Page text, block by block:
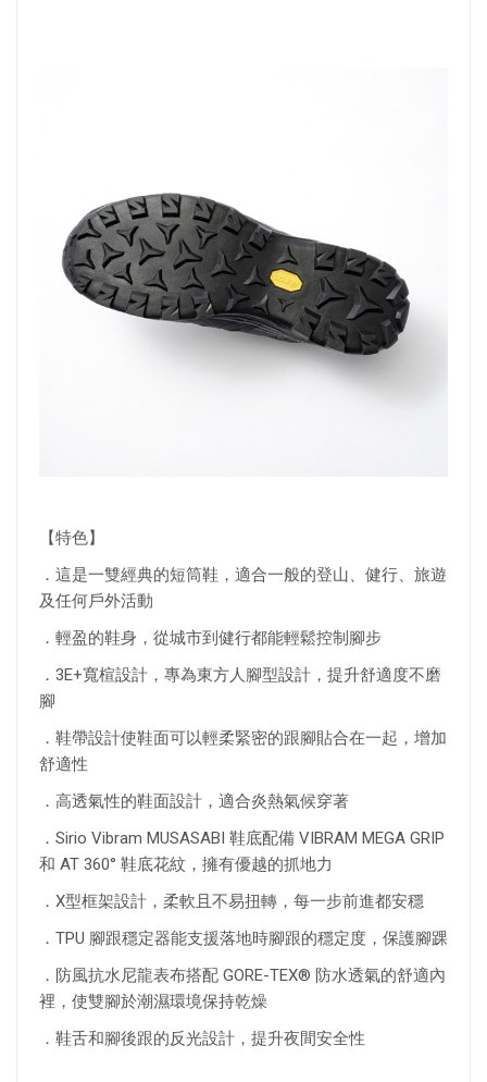
【特色】
．這是一雙經典的短筒鞋，適合一般的登山、健行、旅遊
及任何戶外活動
．輕盈的鞋身，從城市到健行都能輕鬆控制腳步
．3E+寬楦設計，專為東方人腳型設計，提升舒適度不磨
腳
．鞋帶設計使鞋面可以輕柔緊密的跟腳貼合在一起，增加
舒適性
．高透氣性的鞋面設計，適合炎熱氣候穿著
．Sirio Vibram MUSASABI 鞋底配備 VIBRAM MEGA GRIP
和 AT 360° 鞋底花紋，擁有優越的抓地力
．X型框架設計，柔軟且不易扭轉，每一步前進都安穩
．TPU 腳跟穩定器能支援落地時腳跟的穩定度，保護腳踝
．防風抗水尼龍表布搭配 GORE-TEX® 防水透氣的舒適內
裡，使雙腳於潮濕環境保持乾燥
．鞋舌和腳後跟的反光設計，提升夜間安全性